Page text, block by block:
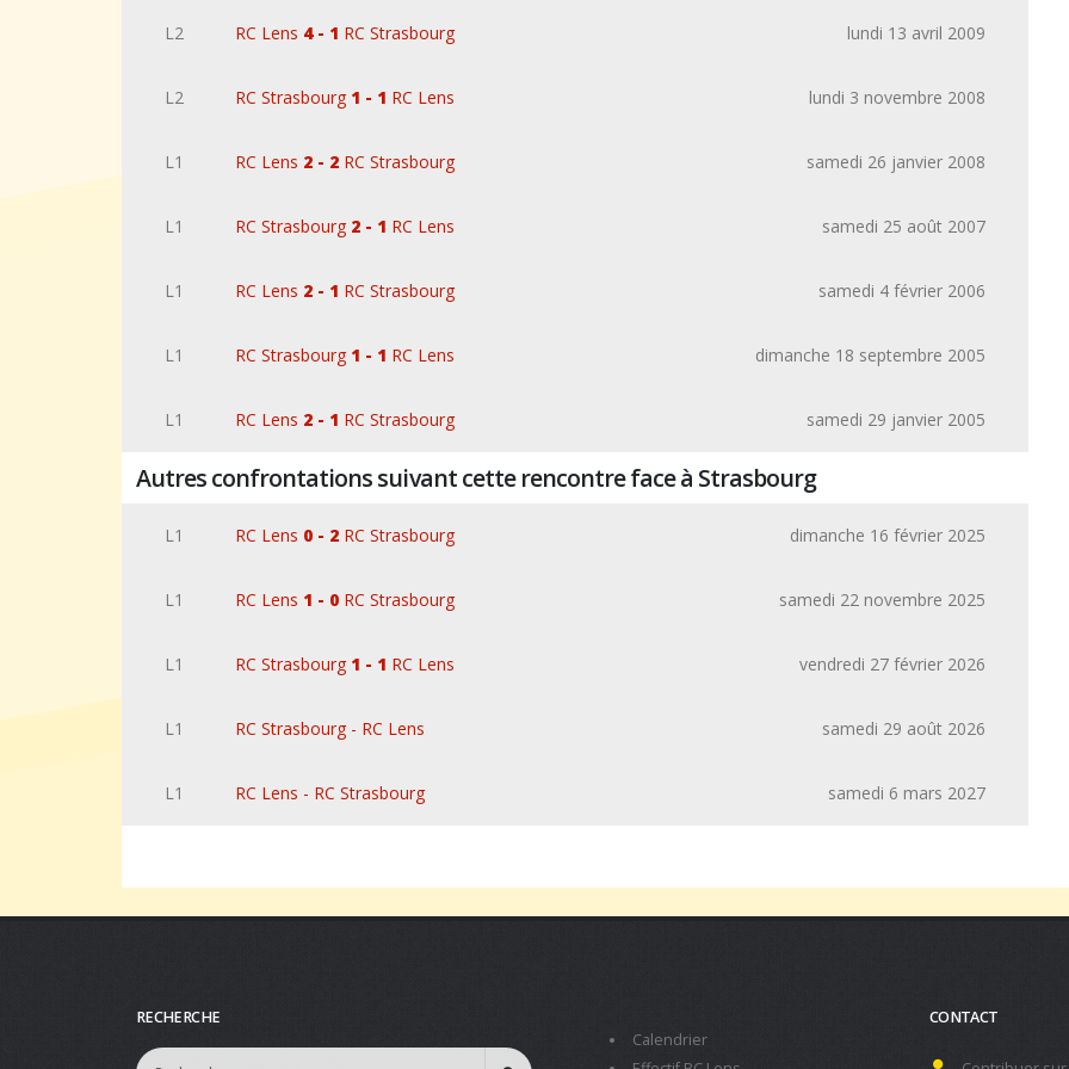
L2 RC Lens 4 - 1 RC Strasbourg lundi 13 avril 2009
L2 RC Strasbourg 1 - 1 RC Lens lundi 3 novembre 2008
L1 RC Lens 2 - 2 RC Strasbourg samedi 26 janvier 2008
L1 RC Strasbourg 2 - 1 RC Lens samedi 25 août 2007
L1 RC Lens 2 - 1 RC Strasbourg samedi 4 février 2006
L1 RC Strasbourg 1 - 1 RC Lens dimanche 18 septembre 2005
L1 RC Lens 2 - 1 RC Strasbourg samedi 29 janvier 2005
Autres confrontations suivant cette rencontre face à Strasbourg
L1 RC Lens 0 - 2 RC Strasbourg dimanche 16 février 2025
L1 RC Lens 1 - 0 RC Strasbourg samedi 22 novembre 2025
L1 RC Strasbourg 1 - 1 RC Lens vendredi 27 février 2026
L1 RC Strasbourg - RC Lens samedi 29 août 2026
L1 RC Lens - RC Strasbourg samedi 6 mars 2027
RECHERCHE
Calendrier
CONTACT